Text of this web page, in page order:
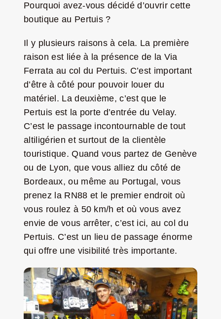
Pourquoi avez-vous décidé d’ouvrir cette
boutique au Pertuis ?
Il y plusieurs raisons à cela. La première
raison est liée à la présence de la Via
Ferrata au col du Pertuis. C’est important
d’être à côté pour pouvoir louer du
matériel. La deuxième, c’est que le
Pertuis est la porte d’entrée du Velay.
C’est le passage incontournable de tout
altiligérien et surtout de la clientèle
touristique. Quand vous partez de Genève
ou de Lyon, que vous alliez du côté de
Bordeaux, ou même au Portugal, vous
prenez la RN88 et le premier endroit où
vous roulez à 50 km/h et où vous avez
envie de vous arrêter, c’est ici, au col du
Pertuis. C’est un lieu de passage énorme
qui offre une visibilité très importante.